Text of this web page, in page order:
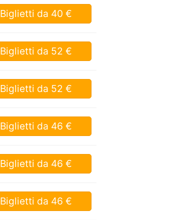
Biglietti da 40 €
Biglietti da 52 €
Biglietti da 52 €
Biglietti da 46 €
Biglietti da 46 €
Biglietti da 46 €